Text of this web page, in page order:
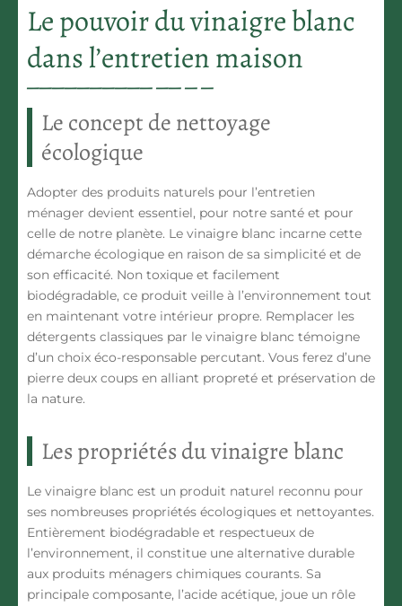
Le pouvoir du vinaigre blanc
dans l’entretien maison
Le concept de nettoyage
écologique
Adopter des produits naturels pour l’entretien
ménager devient essentiel, pour notre santé et pour
celle de notre planète. Le vinaigre blanc incarne cette
démarche écologique en raison de sa simplicité et de
son efficacité. Non toxique et facilement
biodégradable, ce produit veille à l’environnement tout
en maintenant votre intérieur propre. Remplacer les
détergents classiques par le vinaigre blanc témoigne
d’un choix éco-responsable percutant. Vous ferez d’une
pierre deux coups en alliant propreté et préservation de
la nature.
Les propriétés du vinaigre blanc
Le vinaigre blanc est un produit naturel reconnu pour
ses nombreuses propriétés écologiques et nettoyantes.
Entièrement biodégradable et respectueux de
l’environnement, il constitue une alternative durable
aux produits ménagers chimiques courants. Sa
principale composante, l’acide acétique, joue un rôle